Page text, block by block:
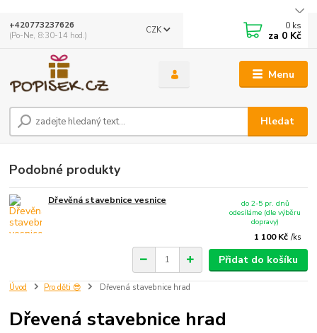
Menu
CZK
Hledat
+420773237626
(Po-Ne, 8:30-14 hod.)
0 ks
za 0 Kč
Úvod Pro děti 😎 Dřevená stavebnice hrad
Dřevená stavebnice hrad
Podobné produkty
Dřevěná stavebnice vesnice
1 100 Kč /ks
do 2-5 pr. dnů
odesíláme (dle výběru
dopravy)
Přidat do košíku